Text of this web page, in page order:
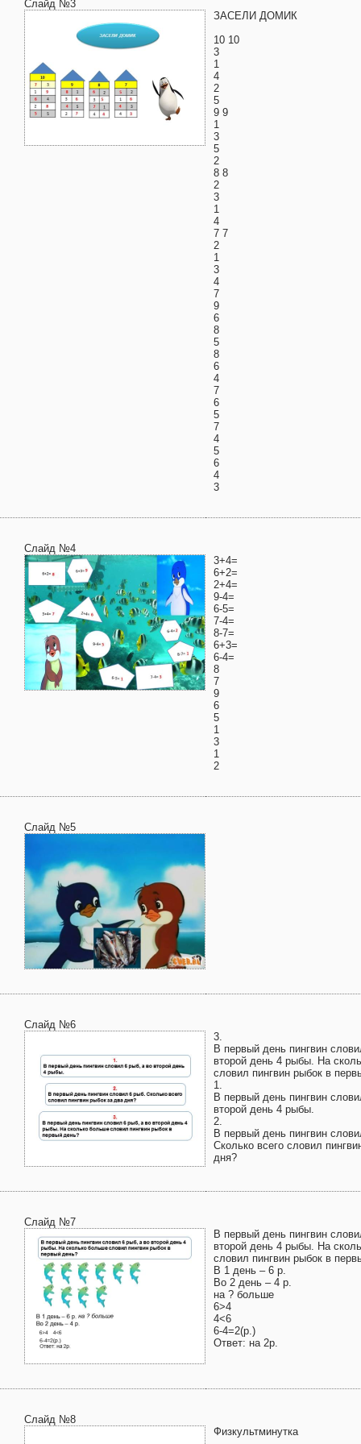
Слайд №3
ЗАСЕЛИ ДОМИК
10 10
3
1
4
2
5
9 9
1
3
5
2
8 8
2
3
1
4
7 7
2
1
3
4
7
9
6
8
5
8
6
4
7
6
5
7
4
5
6
4
3
Слайд №4
3+4=
6+2=
2+4=
9-4=
6-5=
7-4=
8-7=
6+3=
6-4=
8
7
9
6
5
1
3
1
2
Слайд №5
Слайд №6
3.
В первый день пингвин
второй день 4 рыбы. На
словил пингвин рыбок в
1.
В первый день пингвин
второй день 4 рыбы.
2.
В первый день пингвин
Сколько всего словил
дня?
Слайд №7
В первый день пингвин
второй день 4 рыбы. На
словил пингвин рыбок в
В 1 день – 6 р.
Во 2 день – 4 р.
на ? больше
6>4
4<6
6-4=2(р.)
Ответ: на 2р.
Слайд №8
Физкультминутка